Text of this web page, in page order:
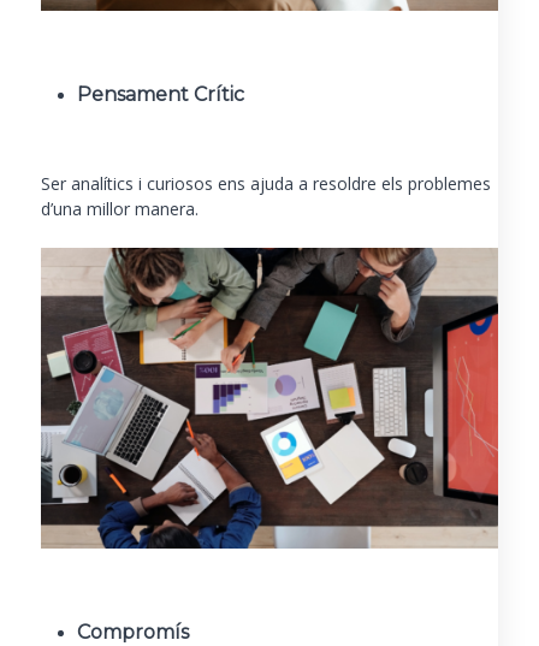
Pensament Crític
Ser analítics i curiosos ens ajuda a resoldre els problemes
d’una millor manera.
Compromís